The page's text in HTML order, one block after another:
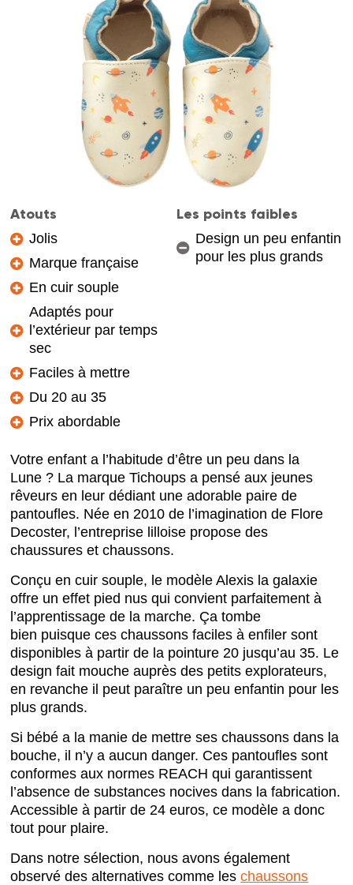
Atouts
Jolis
Marque française
En cuir souple
Adaptés pour
l’extérieur par temps
sec
Faciles à mettre
Du 20 au 35
Prix abordable
Les points faibles
Design un peu enfantin
pour les plus grands
Votre enfant a l’habitude d’être un peu dans la
Lune ? La marque Tichoups a pensé aux jeunes
rêveurs en leur dédiant une adorable paire de
pantoufles. Née en 2010 de l’imagination de Flore
Decoster, l’entreprise lilloise propose des
chaussures et chaussons.
Conçu en cuir souple, le modèle Alexis la galaxie
offre un effet pied nus qui convient parfaitement à
l’apprentissage de la marche. Ça tombe
bien puisque ces chaussons faciles à enfiler sont
disponibles à partir de la pointure 20 jusqu’au 35. Le
design fait mouche auprès des petits explorateurs,
en revanche il peut paraître un peu enfantin pour les
plus grands.
Si bébé a la manie de mettre ses chaussons dans la
bouche, il n’y a aucun danger. Ces pantoufles sont
conformes aux normes REACH qui garantissent
l’absence de substances nocives dans la fabrication.
Accessible à partir de 24 euros, ce modèle a donc
tout pour plaire.
Dans notre sélection, nous avons également
observé des alternatives comme leschaussons